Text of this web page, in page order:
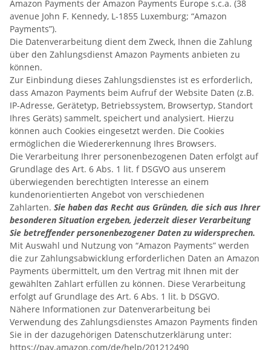
Amazon Payments der Amazon Payments Europe s.c.a. (38
avenue John F. Kennedy, L-1855 Luxemburg; “Amazon
Payments”).
Die Datenverarbeitung dient dem Zweck, Ihnen die Zahlung
über den Zahlungsdienst Amazon Payments anbieten zu
können.
Zur Einbindung dieses Zahlungsdienstes ist es erforderlich,
dass Amazon Payments beim Aufruf der Website Daten (z.B.
IP-Adresse, Gerätetyp, Betriebssystem, Browsertyp, Standort
Ihres Geräts) sammelt, speichert und analysiert. Hierzu
können auch Cookies eingesetzt werden. Die Cookies
ermöglichen die Wiedererkennung Ihres Browsers.
Die Verarbeitung Ihrer personenbezogenen Daten erfolgt auf
Grundlage des Art. 6 Abs. 1 lit. f DSGVO aus unserem
überwiegenden berechtigten Interesse an einem
kundenorientierten Angebot von verschiedenen
Zahlarten. Sie haben das Recht aus Gründen, die sich aus Ihrer
besonderen Situation ergeben, jederzeit dieser Verarbeitung
Sie betreffender personenbezogener Daten zu widersprechen.
Mit Auswahl und Nutzung von “Amazon Payments” werden
die zur Zahlungsabwicklung erforderlichen Daten an Amazon
Payments übermittelt, um den Vertrag mit Ihnen mit der
gewählten Zahlart erfüllen zu können. Diese Verarbeitung
erfolgt auf Grundlage des Art. 6 Abs. 1 lit. b DSGVO.
Nähere Informationen zur Datenverarbeitung bei
Verwendung des Zahlungsdienstes Amazon Payments finden
Sie in der dazugehörigen Datenschutzerklärung unter:
https://pay.amazon.com/de/help/201212490